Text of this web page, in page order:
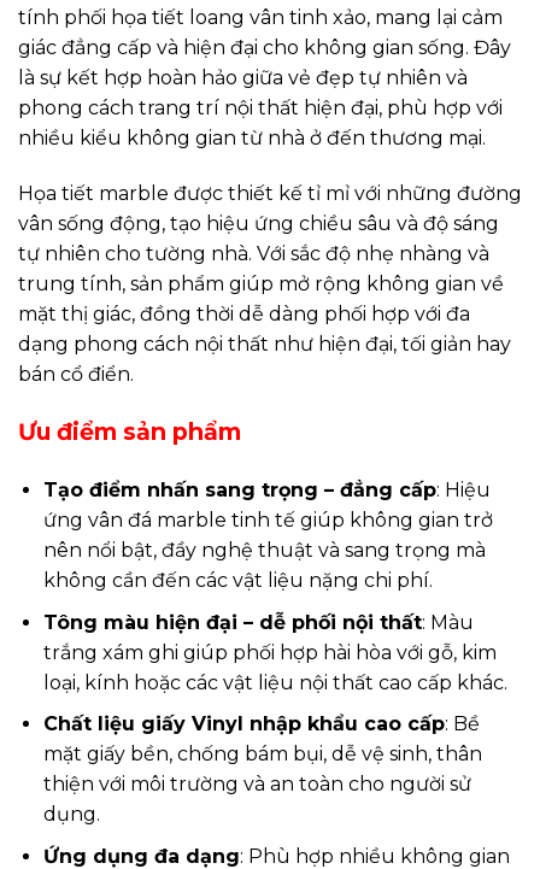
tính phối họa tiết loang vân tinh xảo, mang lại cảm
giác đẳng cấp và hiện đại cho không gian sống. Đây
là sự kết hợp hoàn hảo giữa vẻ đẹp tự nhiên và
phong cách trang trí nội thất hiện đại, phù hợp với
nhiều kiểu không gian từ nhà ở đến thương mại.
Họa tiết marble được thiết kế tỉ mỉ với những đường
vân sống động, tạo hiệu ứng chiều sâu và độ sáng
tự nhiên cho tường nhà. Với sắc độ nhẹ nhàng và
trung tính, sản phẩm giúp mở rộng không gian về
mặt thị giác, đồng thời dễ dàng phối hợp với đa
dạng phong cách nội thất như hiện đại, tối giản hay
bán cổ điển.
Ưu điểm sản phẩm
Tạo điểm nhấn sang trọng – đẳng cấp: Hiệu
ứng vân đá marble tinh tế giúp không gian trở
nên nổi bật, đầy nghệ thuật và sang trọng mà
không cần đến các vật liệu nặng chi phí.
Tông màu hiện đại – dễ phối nội thất: Màu
trắng xám ghi giúp phối hợp hài hòa với gỗ, kim
loại, kính hoặc các vật liệu nội thất cao cấp khác.
Chất liệu giấy Vinyl nhập khẩu cao cấp: Bề
mặt giấy bền, chống bám bụi, dễ vệ sinh, thân
thiện với môi trường và an toàn cho người sử
dụng.
Ứng dụng đa dạng: Phù hợp nhiều không gian